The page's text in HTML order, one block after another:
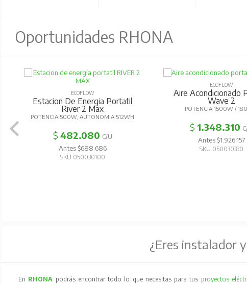
Oportunidades RHONA
ECOFLOW
Estacion De Energia Portatil
River 2 Max
POTENCIA 500W, AUTONOMIA 512WH
$ 482.080 C/U
Antes $688.686
SKU 050030100
ECOFLOW
Aire Acondicionado
Wave 2
POTENCIA 1500W /
$ 1.348.310
Antes $1.926.157
SKU 050030330
¿Eres instalador
En RHONA podrás encontrar todo lo que necesitas para tus proyectos